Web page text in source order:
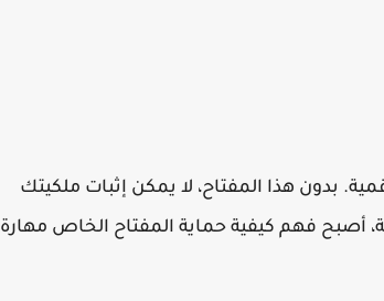
بدون هذا المفتاح، لا يمكن إثبات ملكيتك
أصبح فهم كيفية حماية المفتاح الخاص مهارة